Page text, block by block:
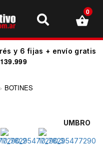
y 6 fijas + envío gratis
0
BOTINES
UMBRO